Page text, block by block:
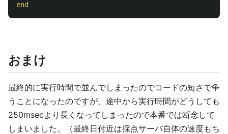
end
おまけ
最終的に実行時間で並んでしまったのでコードの短さで争
うことになったのですが、途中から実行時間がどうしても
250msecより長くなってしまったので本番では断念して
しまいました。（最終日付近は採点サーバ自体の速度もち